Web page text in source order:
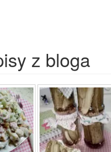
z bloga